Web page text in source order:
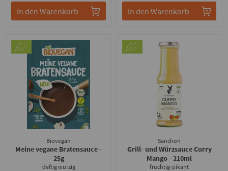
In den Warenkorb In den Warenkorb
Biovegan
Meine vegane Bratensauce-
25g
deftig würzig
Sanchon
Grill- und Würzsauce Curry
Mango- 210ml
fruchtig-pikant